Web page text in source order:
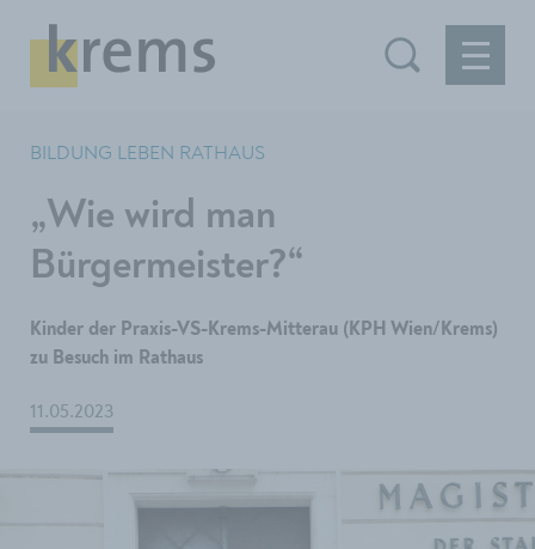
BILDUNG LEBEN RATHAUS
„Wie wird man
Bürgermeister?“
Kinder der Praxis-VS-Krems-Mitterau (KPH Wien/Krems)
zu Besuch im Rathaus
11.05.2023